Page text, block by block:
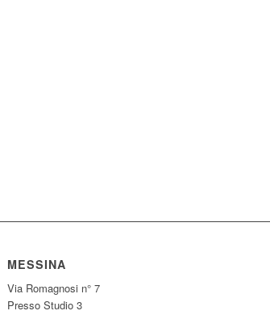
MESSINA
Via Romagnosi n° 7
Presso Studio 3